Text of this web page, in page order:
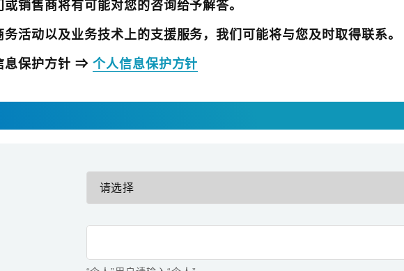
销售商将有可能对您的咨询给予解答。
活动以及业务技术上的支援服务，我们可能将与您及时取得联系。
息保护方针 ⇒ 个人信息保护方针